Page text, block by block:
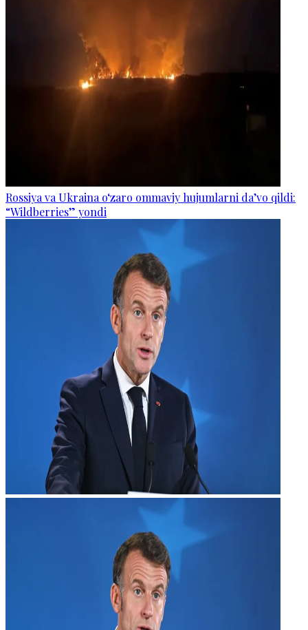
Rossiya va Ukraina o‘zaro ommaviy hujumlarni da’vo qildi:
“Wildberries” yondi